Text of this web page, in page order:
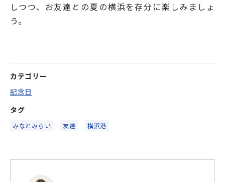
しつつ、お友達との夏の横浜を存分に楽しみましょ
う。
カテゴリー
記念日
タグ
みなとみらい 友達 横浜港